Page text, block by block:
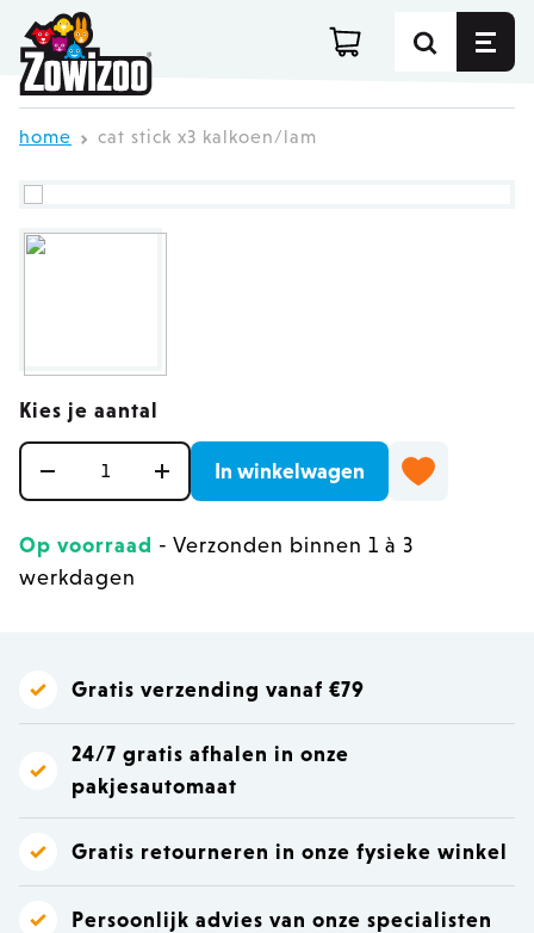
Ga direct door naar de inhoud
home cat stick x3 kalkoen/lam
Kies je aantal
In winkelwagen
Op voorraad - Verzonden binnen 1 à 3
werkdagen
Gratis verzending vanaf €79
24/7 gratis afhalen in onze
pakjesautomaat
Gratis retourneren in onze fysieke winkel
Persoonlijk advies van onze specialisten